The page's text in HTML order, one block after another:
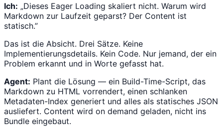
Ich: „Dieses Eager Loading skaliert nicht. Warum wird
Markdown zur Laufzeit geparst? Der Content ist
statisch.”
Das ist die Absicht. Drei Sätze. Keine
Implementierungsdetails. Kein Code. Nur jemand, der ein
Problem erkannt und in Worte gefasst hat.
Agent: Plant die Lösung — ein Build-Time-Script, das
Markdown zu HTML vorrendert, einen schlanken
Metadaten-Index generiert und alles als statisches JSON
ausliefert. Content wird on demand geladen, nicht ins
Bundle eingebaut.